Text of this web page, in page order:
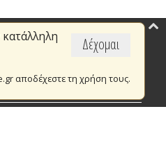
Δέχομαι
κατάλληλη
αποδέχεστε τη χρήση τους.